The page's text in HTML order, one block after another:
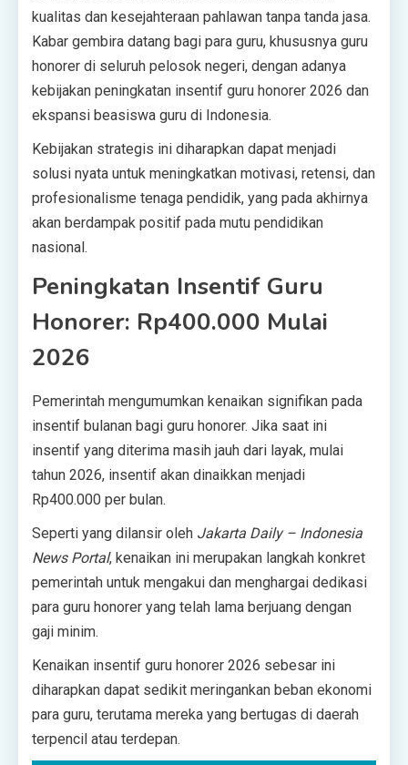
kualitas dan kesejahteraan pahlawan tanpa tanda jasa.
Kabar gembira datang bagi para guru, khususnya guru
honorer di seluruh pelosok negeri, dengan adanya
kebijakan peningkatan insentif guru honorer 2026 dan
ekspansi beasiswa guru di Indonesia.
Kebijakan strategis ini diharapkan dapat menjadi
solusi nyata untuk meningkatkan motivasi, retensi, dan
profesionalisme tenaga pendidik, yang pada akhirnya
akan berdampak positif pada mutu pendidikan
nasional.
Peningkatan Insentif Guru
Honorer: Rp400.000 Mulai
2026
Pemerintah mengumumkan kenaikan signifikan pada
insentif bulanan bagi guru honorer. Jika saat ini
insentif yang diterima masih jauh dari layak, mulai
tahun 2026, insentif akan dinaikkan menjadi
Rp400.000 per bulan.
Seperti yang dilansir oleh Jakarta Daily – Indonesia
News Portal, kenaikan ini merupakan langkah konkret
pemerintah untuk mengakui dan menghargai dedikasi
para guru honorer yang telah lama berjuang dengan
gaji minim.
Kenaikan insentif guru honorer 2026 sebesar ini
diharapkan dapat sedikit meringankan beban ekonomi
para guru, terutama mereka yang bertugas di daerah
terpencil atau terdepan.